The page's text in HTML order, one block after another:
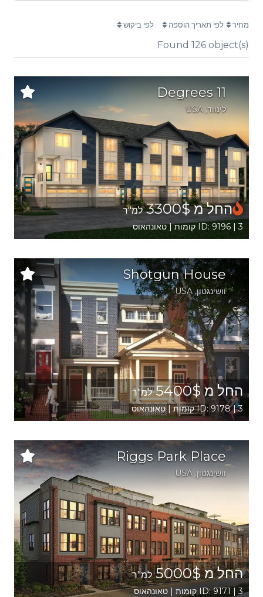
מחיר לפי תאריך הוספה לפי ביקוש
Found 126 object(s)
11 Degrees
לינווד,
USA
החל מ 3300$ למ"ר
ID: 9196 | 3 קומות | טאונהאוס
Shotgun House
וושינגטון,
USA
החל מ 5400$ למ"ר
ID: 9178 | 3 קומות | טאונהאוס
Riggs Park Place
וושינגטון,
USA
החל מ 5000$ למ"ר
ID: 9171 | 3 קומות | טאונהאוס